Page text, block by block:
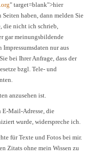
" target=blank">hier
haben, dann melden Sie
die nicht ich schrieb,
gar meinungsbildende
nur aus
bei Ihrer Anfrage, dass der
bzgl. Tele- und
anzusehen ist.
E-Mail-Adresse, die
wurde, widerspreche ich.
für Texte und Fotos bei mir.
Zitats ohne mein Wissen zu